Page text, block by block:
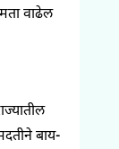
वाढेल
बाय-